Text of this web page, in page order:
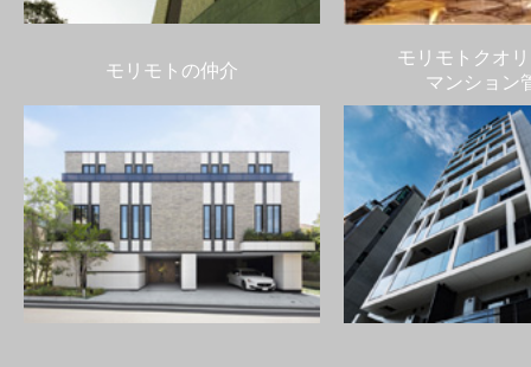
モリモトの仲介
モリモトクオ
マンション